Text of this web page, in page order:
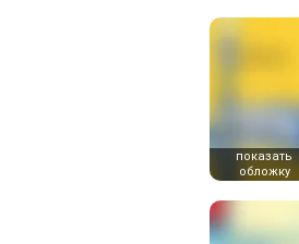
показать
обложку